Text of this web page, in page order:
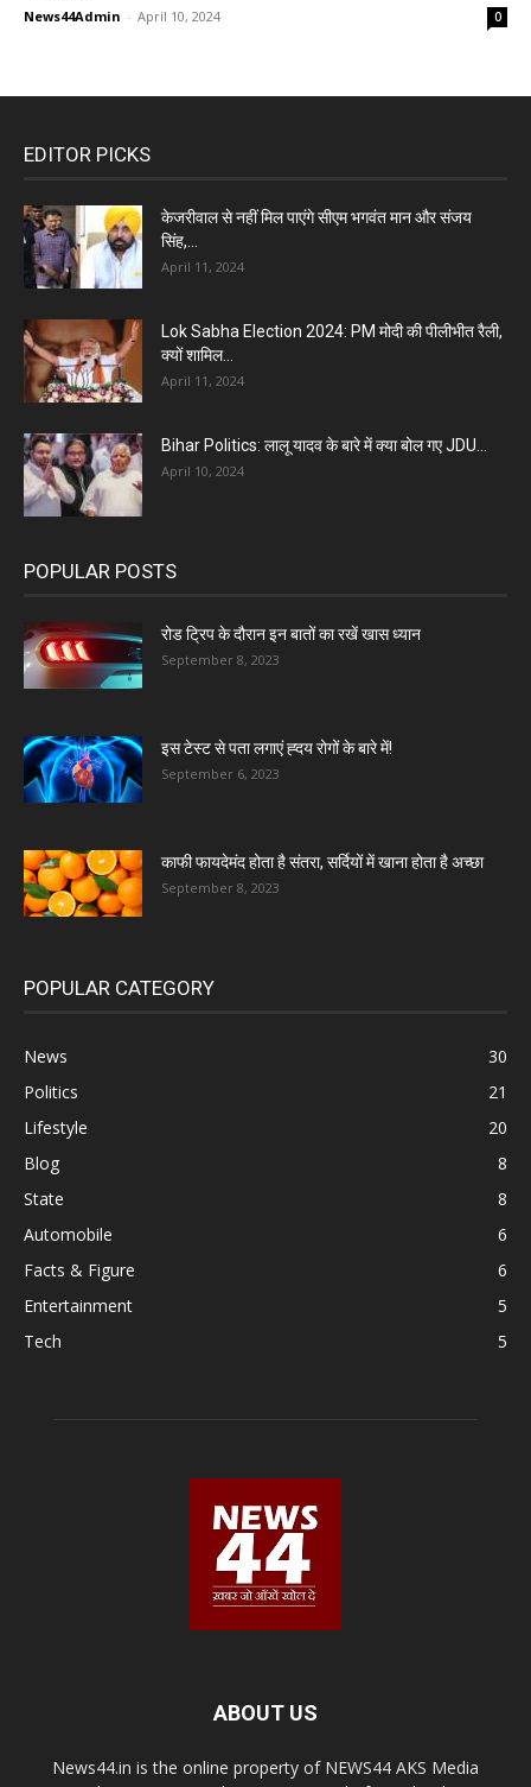
News44Admin - April 10, 2024 0
EDITOR PICKS
केजरीवाल से नहीं मिल पाएंगे सीएम भगवंत मान और संजय
सिंह,...
April 11, 2024
Lok Sabha Election 2024: PM मोदी की पीलीभीत रैली,
क्यों शामिल...
April 11, 2024
Bihar Politics: लालू यादव के बारे में क्या बोल गए JDU...
April 10, 2024
POPULAR POSTS
रोड ट्रिप के दौरान इन बातों का रखें खास ध्यान
September 8, 2023
इस टेस्ट से पता लगाएं ह्दय रोगों के बारे में!
September 6, 2023
काफी फायदेमंद होता है संतरा, सर्दियों में खाना होता है अच्छा
September 8, 2023
POPULAR CATEGORY
News
30
Politics
21
Lifestyle
20
Blog
8
State
8
Automobile
6
Facts & Figure
6
Entertainment
5
Tech
5
ABOUT US
News44.in is the online property of NEWS44 AKS Media